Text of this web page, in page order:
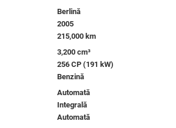
Berlină
2005
215,000 km
3,200 cm³
256 CP (191 kW)
Benzină
Automată
Integrală
Automată